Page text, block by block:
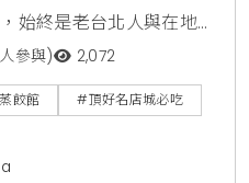
始終是老台北人與在地櫃
去啦！創辦人梁翔
號名店，靠的不只是地緣
、現點現蒸的堅持，這種
客對品牌的深厚信任與味
參與) 2,072
餃館
#頂好名店城必吃